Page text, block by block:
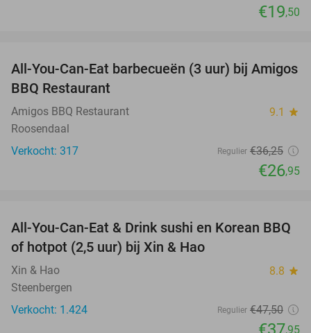
€19,50
26%
All-You-Can-Eat barbecueën (3 uur) bij Amigos
BBQ Restaurant
Amigos BBQ Restaurant 9.1 star
Roosendaal
Verkocht: 317
Regulier €36,25
€26,95
20%
All-You-Can-Eat & Drink sushi en Korean BBQ
of hotpot (2,5 uur) bij Xin & Hao
Xin & Hao 8.8 star
Steenbergen
Verkocht: 1.424
Regulier €47,50
,95